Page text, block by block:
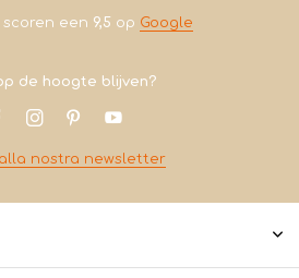
scoren een 9,5 op Google
de hoogte blijven?
alla nostra newsletter